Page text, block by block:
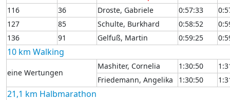
116
36 Droste, Gabriele 0:57:33
127
85 Schulte, Burkhard 0:58:52
136
91 Gelfuß, Martin 0:59:25
10 km Walking
eine Wertungen
Mashiter, Cornelia 1:30:50
Friedemann, Angelika
1:30:50
21,1 km Halbmarathon